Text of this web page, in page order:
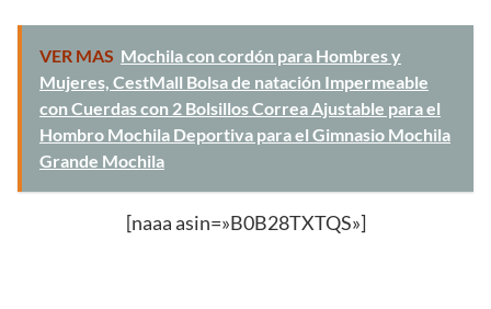
VER MAS Mochila con cordón para Hombres y
Mujeres, CestMall Bolsa de natación Impermeable
con Cuerdas con 2 Bolsillos Correa Ajustable para el
Hombro Mochila Deportiva para el Gimnasio Mochila
Grande Mochila
[naaa asin=»B0B28TXTQS»]